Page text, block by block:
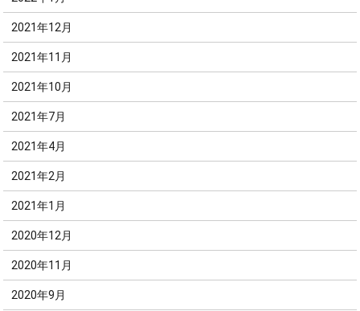
2021年12月
2021年11月
2021年10月
2021年7月
2021年4月
2021年2月
2021年1月
2020年12月
2020年11月
2020年9月